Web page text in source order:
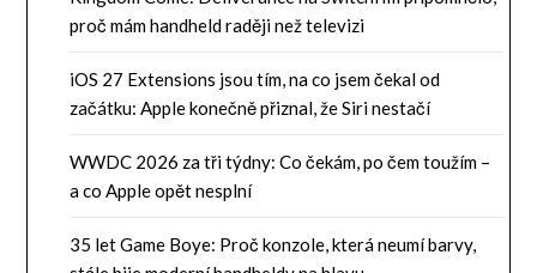
proč mám handheld raději než televizi
iOS 27 Extensions jsou tím, na co jsem čekal od
začátku: Apple konečně přiznal, že Siri nestačí
WWDC 2026 za tři týdny: Co čekám, po čem toužím –
a co Apple opět nesplní
35 let Game Boye: Proč konzole, která neumí barvy,